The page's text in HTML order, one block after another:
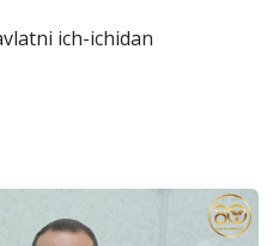
ich-ichidan